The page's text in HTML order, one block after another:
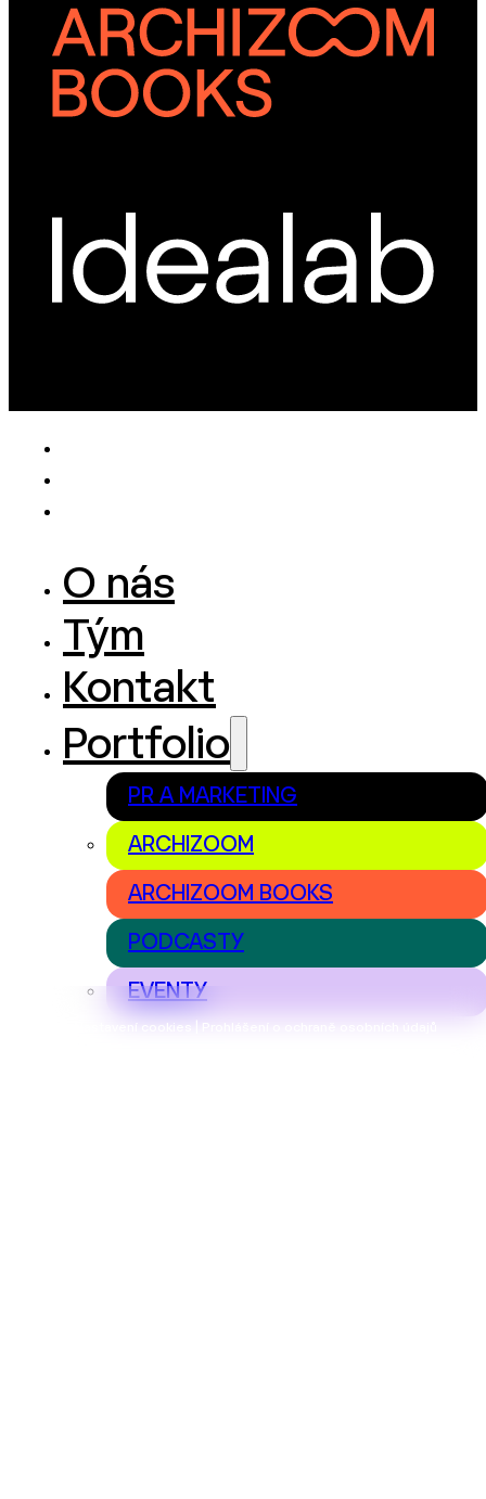
Nastavení cookies | Prohlášení o ochraně osobních údajů
O nás
Tým
Kontakt
Portfolio
PR A MARKETING
ARCHIZOOM
ARCHIZOOM BOOKS
PODCASTY
EVENTY